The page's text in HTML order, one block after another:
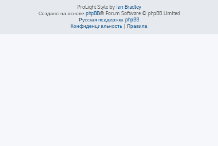
ProLight Style by Ian Bradley
Создано на основе phpBB® Forum Software © phpBB Limited
Русская поддержка phpBB
Конфиденциальность | Правила